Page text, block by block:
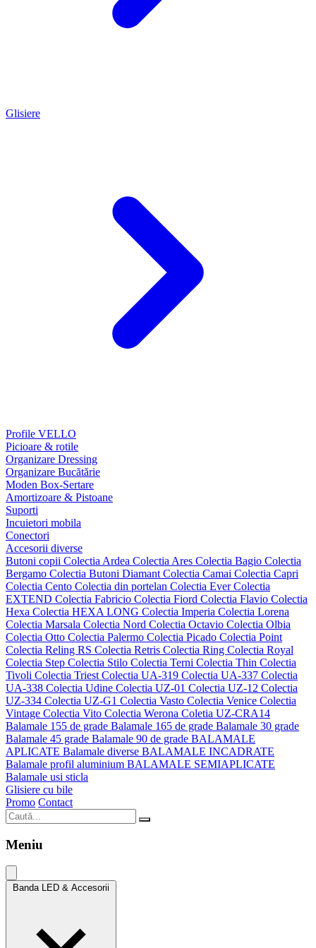
Glisiere
Profile VELLO
Picioare & rotile
Organizare Dressing
Organizare Bucătărie
Moden Box-Sertare
Amortizoare & Pistoane
Suporti
Incuietori mobila
Conectori
Accesorii diverse
Butoni copii Colectia Ardea Colectia Ares Colectia Bagio Colectia
Bergamo Colectia Butoni Diamant Colectia Camai Colectia Capri
Colectia Cento Colectia din portelan Colectia EverColectia
EXTEND Colectia Fabricio Colectia Fiord Colectia Flavio Colectia
Hexa Colectia HEXA LONG Colectia Imperia Colectia Lorena
Colectia Marsala Colectia Nord Colectia Octavio Colectia Olbia
Colectia Otto Colectia Palermo Colectia Picado Colectia Point
Colectia Reling RS Colectia Retris Colectia Ring Colectia Royal
Colectia Step Colectia Stilo Colectia Terni Colectia Thin Colectia
Tivoli Colectia Triest Colectia UA-319 Colectia UA-337 Colectia
UA-338 Colectia Udine Colectia UZ-01 Colectia UZ-12 Colectia
UZ-334 Colectia UZ-G1 Colectia Vasto Colectia Venice Colectia
Vintage Colectia Vito Colectia Werona Coletia UZ-CRA14
Balamale 155 de grade Balamale 165 de grade Balamale 30 grade
Balamale 45 grade Balamale 90 de grade BALAMALE
APLICATE Balamale diverse BALAMALE INCADRATE
Balamale profil aluminium BALAMALE SEMIAPLICATE
Balamale usi sticla
Glisiere cu bile
Promo Contact
Meniu
Banda LED & Accesorii